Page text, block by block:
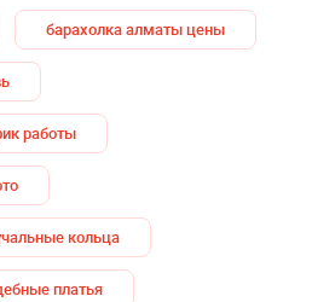
барахолка алматы цены
работы
кольца
платья